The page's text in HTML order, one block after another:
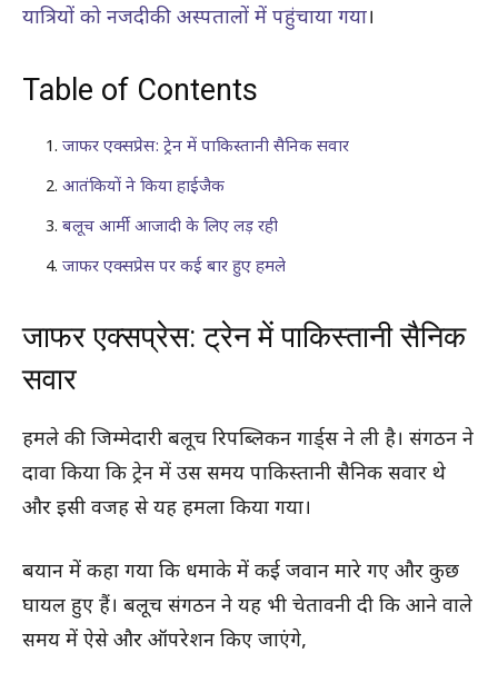
यात्रियों को नजदीकी अस्पतालों में पहुंचाया गया।
Table of Contents
जाफर एक्सप्रेस: ट्रेन में पाकिस्तानी सैनिक सवार
आतंकियों ने किया हाईजैक
बलूच आर्मी आजादी के लिए लड़ रही
जाफर एक्सप्रेस पर कई बार हुए हमले
जाफर एक्सप्रेस: ट्रेन में पाकिस्तानी सैनिक
सवार
हमले की जिम्मेदारी बलूच रिपब्लिकन गार्ड्स ने ली है। संगठन ने
दावा किया कि ट्रेन में उस समय पाकिस्तानी सैनिक सवार थे
और इसी वजह से यह हमला किया गया।
बयान में कहा गया कि धमाके में कई जवान मारे गए और कुछ
घायल हुए हैं। बलूच संगठन ने यह भी चेतावनी दी कि आने वाले
समय में ऐसे और ऑपरेशन किए जाएंगे,